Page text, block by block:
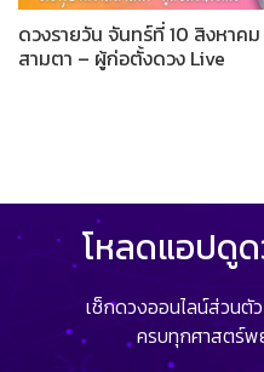
ดวงรายวัน จันทร์ที่ 10 สิงหาค
สามตา – ผู้ก่อตั้งดวง Live
โหลดแอปดู
เช็กดวงออนไลน์ส่วน
ครบทุกศาสตร์พ